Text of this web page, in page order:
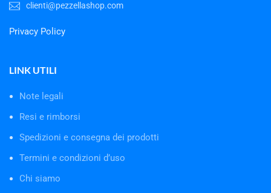
clienti@pezzellashop.com
Privacy Policy
LINK UTILI
Note legali
Resi e rimborsi
Spedizioni e consegna dei prodotti
Termini e condizioni d’uso
Chi siamo